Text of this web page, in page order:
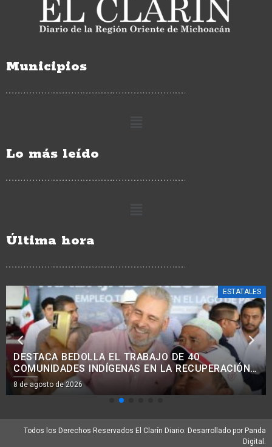
Municipios
Lo más leído
Última hora
ESTATALES
AVANZA MODERNIZACIÓN VIAL EN COMUNIDADES
INDÍGENAS, CON MEJORA DE 38 KM DE CAMINOS:
ROGELIO ZARAZÚA.<BR>
8 de agosto de 2026
Todos los Derechos Reservados El Clarín Diario. Desarrollado por Panda
Digital.